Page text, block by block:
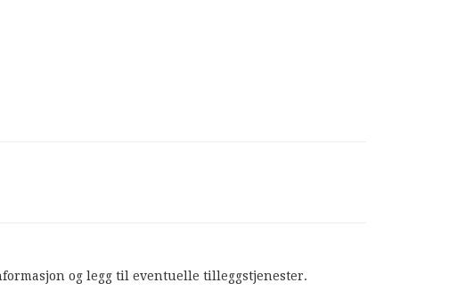
og legg til eventuelle tilleggstjenester.